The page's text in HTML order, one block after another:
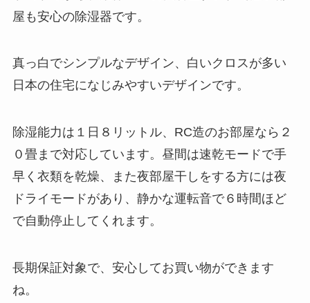
屋も安心の除湿器です。
真っ白でシンプルなデザイン、白いクロスが多い
日本の住宅になじみやすいデザインです。
除湿能力は１日８リットル、RC造のお部屋なら２
０畳まで対応しています。昼間は速乾モードで手
早く衣類を乾燥、また夜部屋干しをする方には夜
ドライモードがあり、静かな運転音で６時間ほど
で自動停止してくれます。
長期保証対象で、安心してお買い物ができます
ね。